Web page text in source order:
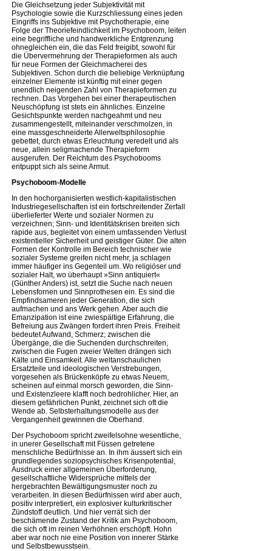
Die Gleichsetzung jeder Subjektivität mit
Psychologie sowie die Kurzschliessung eines jeden
Eingriffs ins Subjektive mit Psychotherapie, eine
Folge der Theoriefeindlichkeit im Psychoboom, leiten
eine begriffliche und handwerkliche Entgrenzung
ohnegleichen ein, die das Feld freigibt, sowohl für
die Übervermehrung der Therapieformen als auch
für neue Formen der Gleichmacherei des
Subjektiven. Schon durch die beliebige Verknüpfung
einzelner Elemente ist künftig mit einer gegen
unendlich neigenden Zahl von Therapieformen zu
rechnen. Das Vorgehen bei einer therapeutischen
Neuschöpfung ist stets ein ähnliches. Einzelne
Gesichtspunkte werden nachgeahmt und neu
zusammengestellt, miteinander verschmolzen, in
eine massgeschneiderte Allerweltsphilosophie
gebettet, durch etwas Erleuchtung veredelt und als
neue, allein seligmachende Therapieform
ausgerufen. Der Reichtum des Psychobooms
entpuppt sich als seine Armut.
Psychoboom-Modelle
In den hochorganisierten westlich-kapitalistischen
Industriegesellschaften ist ein fortschreitender Zerfall
überlieferter Werte und sozialer Normen zu
verzeichnen; Sinn- und Identitätskrisen breiten sich
rapide aus, begleitet von einem umfassenden Verlust
existentieller Sicherheit und geistiger Güter. Die alten
Formen der Kontrolle im Bereich technischer wie
sozialer Systeme greifen nicht mehr, ja schlagen
immer häufiger ins Gegenteil um. Wo religiöser und
sozialer Halt, wo überhaupt »Sinn antiquiert«
(Günther Anders) ist, setzt die Suche nach neuen
Lebensfornen und Sinnprothesen ein. Es sind die
Empfindsameren jeder Generation, die sich
aufmachen und ans Werk gehen. Aber auch die
Emanzipation ist eine zwiespältige Erfahrung, die
Befreiung aus Zwängen fordert ihren Preis. Freiheit
bedeutet Aufwand, Schmerz; zwischen die
Übergänge, die die Suchenden durchschreiten,
zwischen die Fugen zweier Welten drängen sich
Kälte und Einsamkeit. Alle weltanschaulichen
Ersatzteile und ideologischen Verstrebungen,
vorgesehen als Brückenköpfe zu etwas Neuem,
scheinen auf einmal morsch geworden, die Sinn-
und Existenzleere klafft noch bedrohlicher. Hier, an
diesem gefährlichen Punkt, zeichnet sich oft die
Wende ab. Selbsterhaltungsmodelle aus der
Vergangenheit gewinnen die Oberhand.
Der Psychoboom spricht zweifelsohne wesentliche,
in unerer Gesellschaft mit Füssen getretene
menschliche Bedürfnisse an. In ihm äussert sich ein
grundlegendes soziopsychisches Krisenpotential,
Ausdruck einer allgemeinen Überforderung,
gesellschaftliche Widersprüche mittels der
hergebrachten Bewältigungsmuster noch zu
verarbeiten. In diesen Bedürfnissen wird aber auch,
positiv interpretiert, ein explosiver kulturkritischer
Zündstoff deutlich. Und hier verrät sich der
beschämende Zustand der Kritik am Psychoboom,
die sich oft im reinen Verhöhnen erschöpft. Hohn
aber war noch nie eine Position von innerer Stärke
und Selbstbewusstsein.